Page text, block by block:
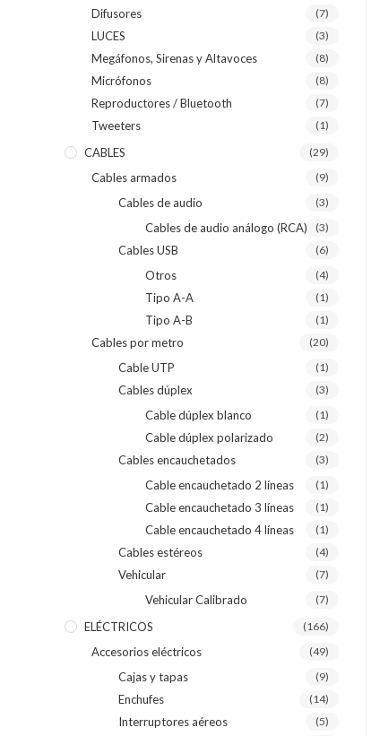
Difusores (7)
LUCES (3)
Megáfonos, Sirenas y Altavoces (8)
Micrófonos (8)
Reproductores / Bluetooth (7)
Tweeters (1)
CABLES (29)
Cables armados (9)
Cables de audio (3)
Cables de audio análogo (RCA) (3)
Cables USB (6)
Otros (4)
Tipo A-A (1)
Tipo A-B (1)
Cables por metro (20)
Cable UTP (1)
Cables dúplex (3)
Cable dúplex blanco (1)
Cable dúplex polarizado (2)
Cables encauchetados (3)
Cable encauchetado 2 líneas (1)
Cable encauchetado 3 líneas (1)
Cable encauchetado 4 líneas (1)
Cables estéreos (4)
Vehicular (7)
Vehicular Calibrado (7)
ELÉCTRICOS (166)
Accesorios eléctricos (49)
Cajas y tapas (9)
Enchufes (14)
Interruptores aéreos (5)